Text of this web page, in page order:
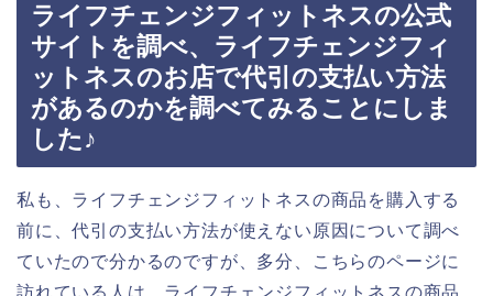
ライフチェンジフィットネスの公式
サイトを調べ、ライフチェンジフィ
ットネスのお店で代引の支払い方法
があるのかを調べてみることにしま
した♪
私も、ライフチェンジフィットネスの商品を購入する
前に、代引の支払い方法が使えない原因について調べ
ていたので分かるのですが、多分、こちらのページに